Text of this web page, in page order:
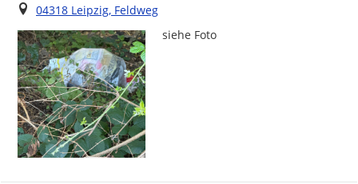
Ort
04318 Leipzig, Feldweg
siehe Foto